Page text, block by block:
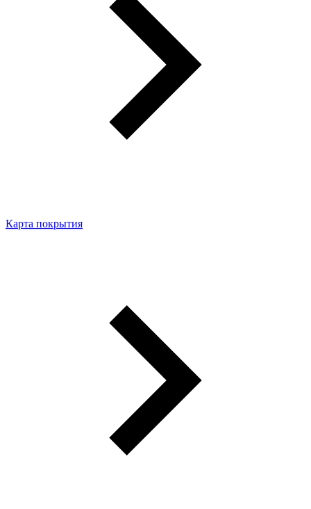
Карта покрытия